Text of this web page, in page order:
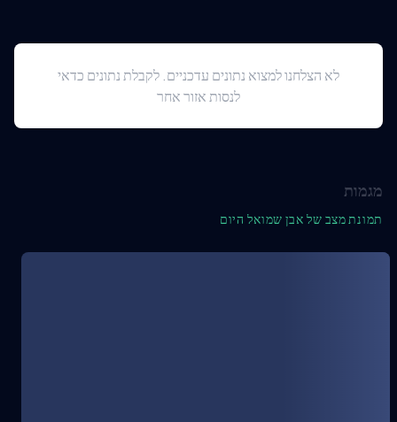
לא הצלחנו למצוא נתונים עדכניים. לקבלת נתונים כדאי
לנסות אזור אחר
מגמות
תמונת מצב של אבן שמואל היום